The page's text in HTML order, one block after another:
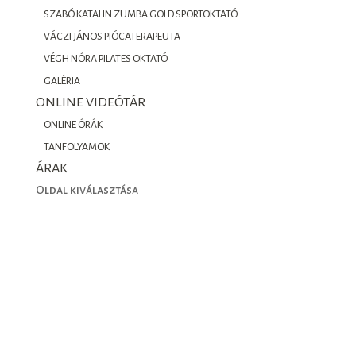
SZABÓ KATALIN ZUMBA GOLD SPORTOKTATÓ
VÁCZI JÁNOS PIÓCATERAPEUTA
VÉGH NÓRA PILATES OKTATÓ
GALÉRIA
ONLINE VIDEÓTÁR
ONLINE ÓRÁK
TANFOLYAMOK
ÁRAK
Oldal kiválasztása